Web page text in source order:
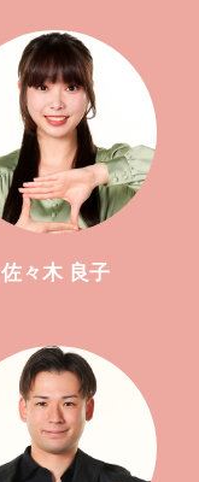
佐々木 良子